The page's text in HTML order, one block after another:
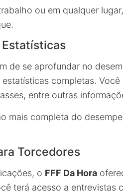
ou em qualquer
de se aprofundar no
completas.
entre outras
mais completa do
Torcedores
o FFF Da Hora
terá acesso a entrevistas